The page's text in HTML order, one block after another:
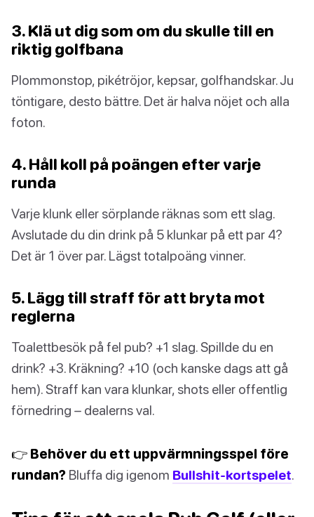
3. Klä ut dig som om du skulle till en
riktig golfbana
Plommonstop, pikétröjor, kepsar, golfhandskar. Ju
töntigare, desto bättre. Det är halva nöjet och alla
foton.
4. Håll koll på poängen efter varje
runda
Varje klunk eller sörplande räknas som ett slag.
Avslutade du din drink på 5 klunkar på ett par 4?
Det är 1 över par. Lägst totalpoäng vinner.
5. Lägg till straff för att bryta mot
reglerna
Toalettbesök på fel pub? +1 slag. Spillde du en
drink? +3. Kräkning? +10 (och kanske dags att gå
hem). Straff kan vara klunkar, shots eller offentlig
förnedring – dealerns val.
👉 Behöver du ett uppvärmningsspel före
rundan? Bluffa dig igenom Bullshit-kortspelet.